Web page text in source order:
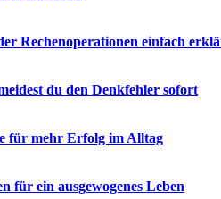
Rechenoperationen einfach
du den Denkfehler sofort
für mehr Erfolg im Alltag
für ein ausgewogenes Leben